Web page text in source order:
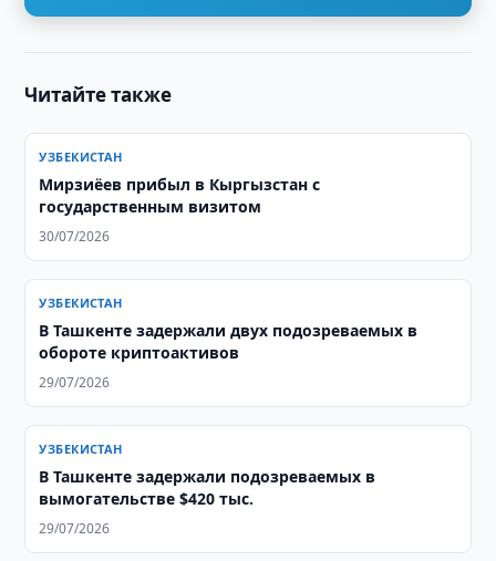
Читайте также
УЗБЕКИСТАН
Мирзиёев прибыл в Кыргызстан с
государственным визитом
30/07/2026
УЗБЕКИСТАН
В Ташкенте задержали двух подозреваемых в
обороте криптоактивов
29/07/2026
УЗБЕКИСТАН
В Ташкенте задержали подозреваемых в
вымогательстве $420 тыс.
29/07/2026